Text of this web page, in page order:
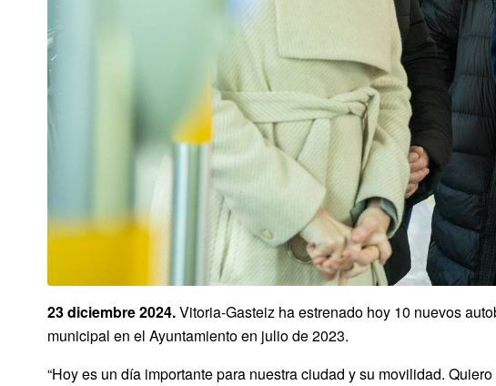
23 diciembre 2024.Vitoria-Gasteiz ha estrenado hoy 10 nuevos
municipal en el Ayuntamiento en julio de 2023.
“Hoy es un día importante para nuestra ciudad y su movilidad.